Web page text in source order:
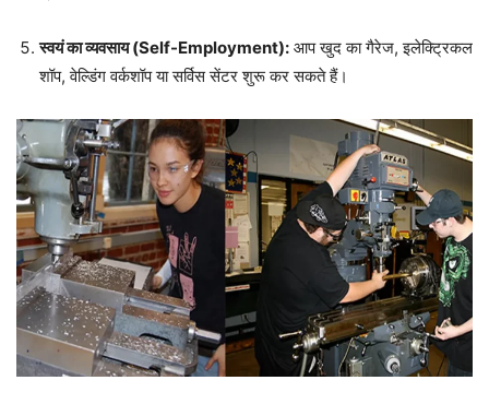
स्वयं का व्यवसाय (Self-Employment): आप खुद का गैरेज, इलेक्ट्रिकल
शॉप, वेल्डिंग वर्कशॉप या सर्विस सेंटर शुरू कर सकते हैं।